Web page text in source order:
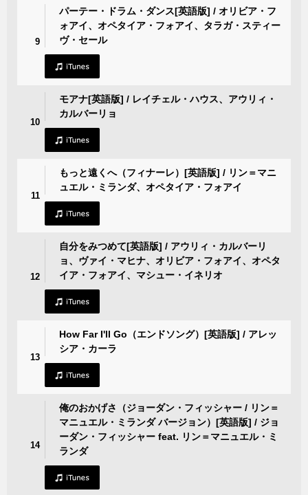
9
パーテー・ドラム・ダンス[英語版] / オリビア・フ
ォアイ、オペタイア・フォアイ、タラガ・スティー
ヴ・セール
10
モアナ[英語版] / レイチェル・ハウス、アウリィ・
カルバーリョ
11
もっと遠くへ（フィナーレ）[英語版] / リン＝マニ
ュエル・ミランダ、オペタイア・フォアイ
12
自分をみつめて[英語版] / アウリィ・カルバーリ
ョ、ヴァイ・マヒナ、オリビア・フォアイ、オペタ
イア・フォアイ、マシュー・イネリオ
13
How Far I'll Go（エンドソング）[英語版] / アレッ
シア・カーラ
14
俺のおかげさ（ジョーダン・フィッシャー / リン＝
マニュエル・ミランダ バージョン）[英語版] / ジョ
ーダン・フィッシャー feat. リン＝マニュエル・ミ
ランダ